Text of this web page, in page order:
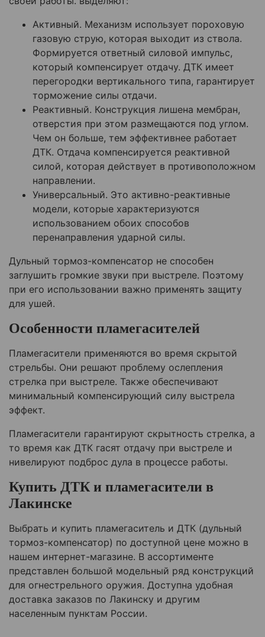
Активный. Механизм использует пороховую
газовую струю, которая выходит из ствола.
Формируется ответный силовой импульс,
который компенсирует отдачу. ДТК имеет
перегородки вертикального типа, гарантирует
торможение силы отдачи.
Реактивный. Конструкция лишена мембран,
отверстия при этом размещаются под углом.
Чем он больше, тем эффективнее работает
ДТК. Отдача компенсируется реактивной
силой, которая действует в противоположном
направлении.
Универсальный. Это активно-реактивные
модели, которые характеризуются
использованием обоих способов
перенаправления ударной силы.
Дульный тормоз-компенсатор не способен
заглушить громкие звуки при выстреле. Поэтому
при его использовании важно применять защиту
для ушей.
Особенности пламегасителей
Пламегасители применяются во время скрытой
стрельбы. Они решают проблему ослепления
стрелка при выстреле. Также обеспечивают
минимальный компенсирующий силу выстрела
эффект.
Пламегасители гарантируют скрытность стрелка, а
то время как ДТК гасят отдачу при выстреле и
нивелируют подброс дула в процессе работы.
Купить ДТК и пламегасители в
Лакинске
Выбрать и купить пламегаситель и ДТК (дульный
тормоз-компенсатор) по доступной цене можно в
нашем интернет-магазине. В ассортименте
представлен большой модельный ряд конструкций
для огнестрельного оружия. Доступна удобная
доставка заказов по Лакинску и другим
населенным пунктам России.